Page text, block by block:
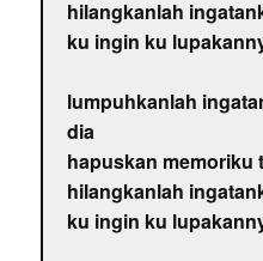
hilangkanlah
ku ingin ku
lumpuhkanlah
dia
hapuskan memoriku
hilangkanlah
ku ingin ku